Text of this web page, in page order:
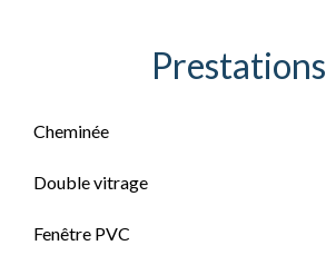
Prestations
Cheminée
Double vitrage
Fenêtre PVC